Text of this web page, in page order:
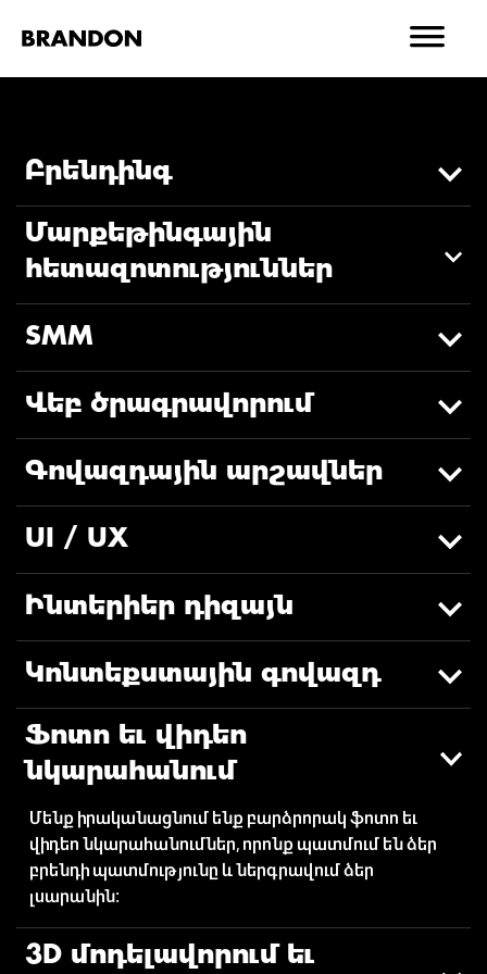
Բրենդինգ
Մարքեթինգային
հետազոտություններ
SMM
Վեբ ծրագրավորում
Գովազդային արշավներ
UI / UX
Ինտերիեր դիզայն
Կոնտեքստային գովազդ
Ֆոտո եւ վիդեո
նկարահանում
Մենք իրականացնում ենք բարձրորակ ֆոտո եւ
վիդեո նկարահանումներ, որոնք պատմում են ձեր
բրենդի պատմությունը և ներգրավում ձեր
լսարանին։
3D մոդելավորում եւ